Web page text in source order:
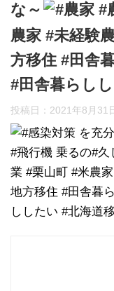
な～
#農家 #
農家 #未経験
方移住 #田舎
#田舎暮らし
投稿日： 2021年8月31